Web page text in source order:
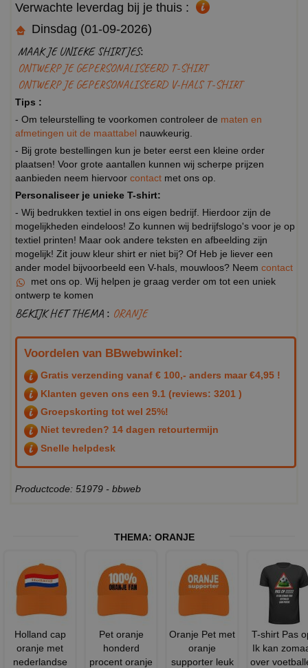
Verwachte leverdag bij je thuis :
Dinsdag (01-09-2026)
MAAK JE UNIEKE SHIRTJES:
ONTWERP JE GEPERSONALISEERD T-SHIRT
ONTWERP JE GEPERSONALISEERD V-HALS T-SHIRT
Tips :
- Om teleurstelling te voorkomen controleer de maten en
afmetingen uit de maattabel nauwkeurig.
- Bij grote bestellingen kun je beter eerst een kleine order
plaatsen! Voor grote aantallen kunnen wij scherpe prijzen
aanbieden neem hiervoor contact met ons op.
Personaliseer je unieke T-shirt:
- Wij bedrukken textiel in ons eigen bedrijf. Hierdoor zijn de
mogelijkheden eindeloos! Zo kunnen wij bedrijfslogo's voor je op
textiel printen! Maar ook andere teksten en afbeelding zijn
mogelijk! Zit jouw kleur shirt er niet bij? Of Heb je liever een
ander model bijvoorbeeld een V-hals, mouwloos? Neem contact
met ons op. Wij helpen je graag verder om tot een uniek
ontwerp te komen
BEKIJK HET THEMA : ORANJE
Voordelen van BBwebwinkel:
Gratis verzending vanaf € 100,- anders maar €4,95 !
Klanten geven ons een 9.1 (reviews: 3201 )
Groepskorting tot wel 25%!
Niet tevreden? 14 dagen retourtermijn
Snelle helpdesk
Productcode: 51979 - bbweb
THEMA: ORANJE
Holland cap
oranje met
nederlandse
Pet oranje
honderd
procent oranje
Oranje Pet met
oranje
supporter leuk
T-shirt Pas
Ik kan
over